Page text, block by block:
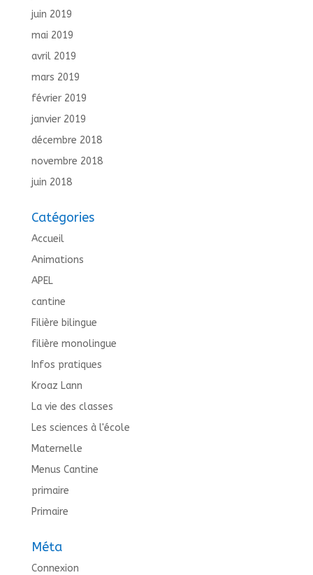
juin 2019
mai 2019
avril 2019
mars 2019
février 2019
janvier 2019
décembre 2018
novembre 2018
juin 2018
Catégories
Accueil
Animations
APEL
cantine
Filière bilingue
filière monolingue
Infos pratiques
Kroaz Lann
La vie des classes
Les sciences à l'école
Maternelle
Menus Cantine
primaire
Primaire
Méta
Connexion